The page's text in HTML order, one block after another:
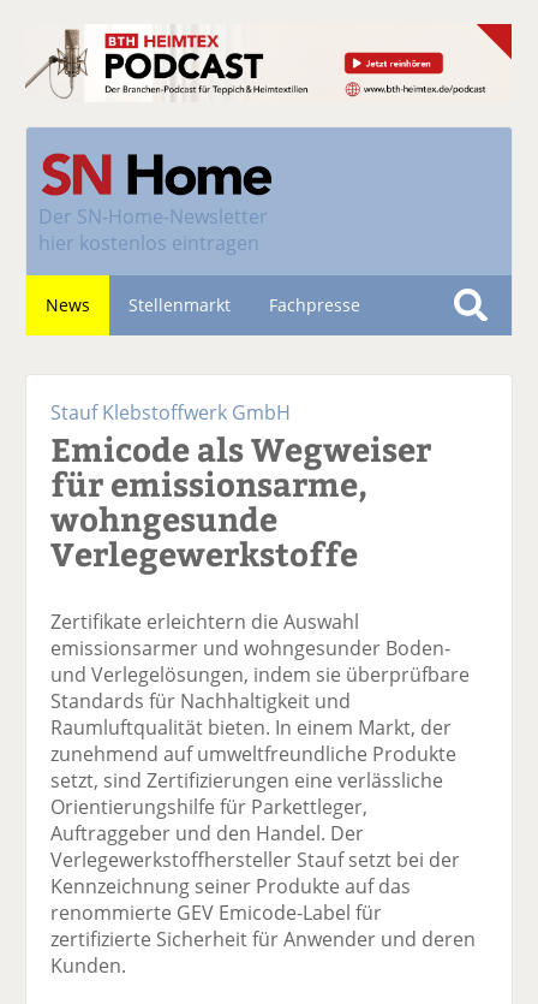
Der SN-Home-Newsletter
hier kostenlos eintragen
News Stellenmarkt Fachpresse
S
Stauf Klebstoffwerk GmbH
Emicode als Wegweiser
für emissionsarme,
wohngesunde
Verlegewerkstoffe
Zertifikate erleichtern die Auswahl
emissionsarmer und wohngesunder Boden-
und Verlegelösungen, indem sie überprüfbare
Standards für Nachhaltigkeit und
Raumluftqualität bieten. In einem Markt, der
zunehmend auf umweltfreundliche Produkte
setzt, sind Zertifizierungen eine verlässliche
Orientierungshilfe für Parkettleger,
Auftraggeber und den Handel. Der
Verlegewerkstoffhersteller Stauf setzt bei der
Kennzeichnung seiner Produkte auf das
renommierte GEV Emicode-Label für
zertifizierte Sicherheit für Anwender und deren
Kunden.